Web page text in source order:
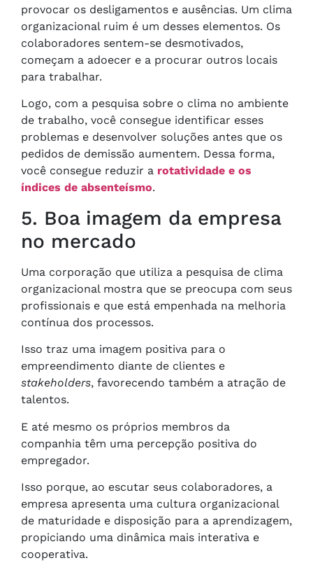
provocar os desligamentos e ausências. Um clima
organizacional ruim é um desses elementos. Os
colaboradores sentem-se desmotivados,
começam a adoecer e a procurar outros locais
para trabalhar.
Logo, com a pesquisa sobre o clima no ambiente
de trabalho, você consegue identificar esses
problemas e desenvolver soluções antes que os
pedidos de demissão aumentem. Dessa forma,
você consegue reduzir a rotatividade e os
índices de absenteísmo.
5. Boa imagem da empresa
no mercado
Uma corporação que utiliza a pesquisa de clima
organizacional mostra que se preocupa com seus
profissionais e que está empenhada na melhoria
contínua dos processos.
Isso traz uma imagem positiva para o
empreendimento diante de clientes e
stakeholders, favorecendo também a atração de
talentos.
E até mesmo os próprios membros da
companhia têm uma percepção positiva do
empregador.
Isso porque, ao escutar seus colaboradores, a
empresa apresenta uma cultura organizacional
de maturidade e disposição para a aprendizagem,
propiciando uma dinâmica mais interativa e
cooperativa.